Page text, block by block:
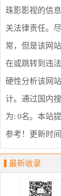
珠影影视的信
关法律责任。
常，但是该网
在或跳转到违
硬性分析该网
计。通过国内
为: 0名。本站
参考！ 更新时
最新收录